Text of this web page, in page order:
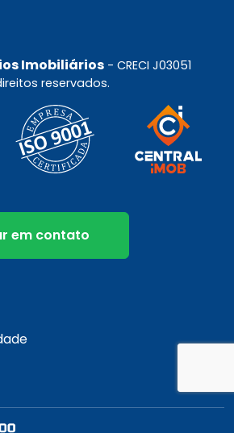
Imobiliários - CRECI J03051
reservados.
em contato